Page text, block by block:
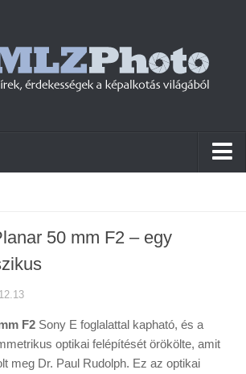
50 mm F2 – egy
F2 Sony E foglalattal kapható, és a
optikai felépítését örökölte, amit
meg Dr. Paul Rudolph. Ez az optikai